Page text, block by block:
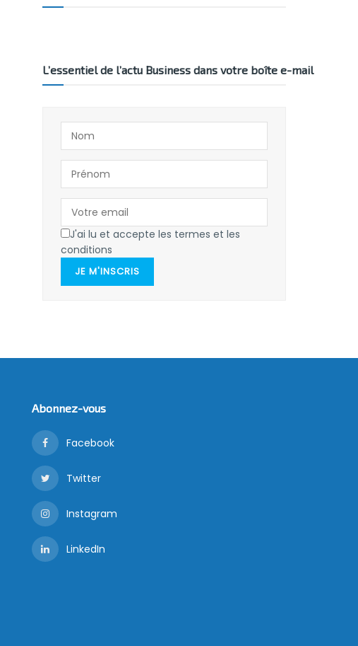
L’essentiel de l’actu Business dans votre boîte e-mail
J'ai lu et accepte les termes et les
conditions
JE M'INSCRIS
Abonnez-vous
Facebook
Twitter
Instagram
LinkedIn